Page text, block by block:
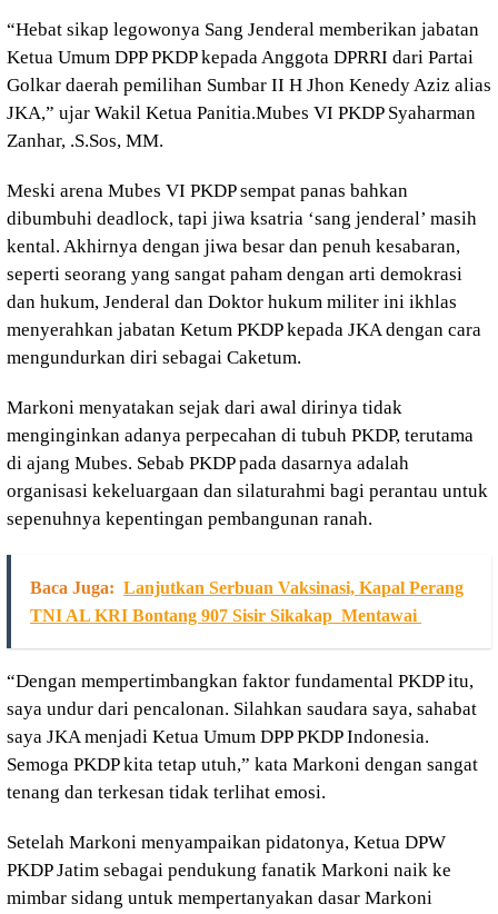
“Hebat sikap legowonya Sang Jenderal memberikan jabatan
Ketua Umum DPP PKDP kepada Anggota DPRRI dari Partai
Golkar daerah pemilihan Sumbar II H Jhon Kenedy Aziz alias
JKA,” ujar Wakil Ketua Panitia.Mubes VI PKDP Syaharman
Zanhar, .S.Sos, MM.
Meski arena Mubes VI PKDP sempat panas bahkan
dibumbuhi deadlock, tapi jiwa ksatria ‘sang jenderal’ masih
kental. Akhirnya dengan jiwa besar dan penuh kesabaran,
seperti seorang yang sangat paham dengan arti demokrasi
dan hukum, Jenderal dan Doktor hukum militer ini ikhlas
menyerahkan jabatan Ketum PKDP kepada JKA dengan cara
mengundurkan diri sebagai Caketum.
Markoni menyatakan sejak dari awal dirinya tidak
menginginkan adanya perpecahan di tubuh PKDP, terutama
di ajang Mubes. Sebab PKDP pada dasarnya adalah
organisasi kekeluargaan dan silaturahmi bagi perantau untuk
sepenuhnya kepentingan pembangunan ranah.
Baca Juga: Lanjutkan Serbuan Vaksinasi, Kapal Perang
TNI AL KRI Bontang 907 Sisir Sikakap Mentawai
“Dengan mempertimbangkan faktor fundamental PKDP itu,
saya undur dari pencalonan. Silahkan saudara saya, sahabat
saya JKA menjadi Ketua Umum DPP PKDP Indonesia.
Semoga PKDP kita tetap utuh,” kata Markoni dengan sangat
tenang dan terkesan tidak terlihat emosi.
Setelah Markoni menyampaikan pidatonya, Ketua DPW
PKDP Jatim sebagai pendukung fanatik Markoni naik ke
mimbar sidang untuk mempertanyakan dasar Markoni